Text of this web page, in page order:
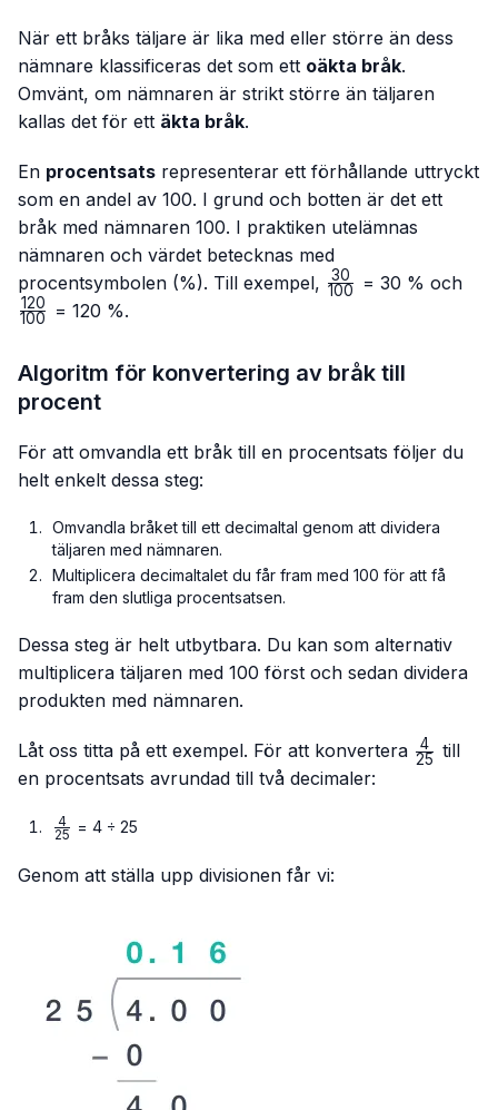
När ett bråks täljare är lika med eller större än dess
nämnare klassificeras det som ett oäkta bråk.
Omvänt, om nämnaren är strikt större än täljaren
kallas det för ett äkta bråk.
En procentsats representerar ett förhållande uttryckt
som en andel av 100. I grund och botten är det ett
bråk med nämnaren 100. I praktiken utelämnas
nämnaren och värdet betecknas med
procentsymbolen (%). Till exempel, \frac{30}
100
30 = 30 % och
100
120 = 120 %.
Algoritm för konvertering av bråk till
procent
För att omvandla ett bråk till en procentsats följer du
helt enkelt dessa steg:
Omvandla bråket till ett decimaltal genom att dividera
täljaren med nämnaren.
Multiplicera decimaltalet du får fram med 100 för att få
fram den slutliga procentsatsen.
Dessa steg är helt utbytbara. Du kan som alternativ
multiplicera täljaren med 100 först och sedan dividera
produkten med nämnaren.
Låt oss titta på ett exempel. För att konvertera \frac{4}
25
4
till
en procentsats avrundad till två decimaler:
\frac{4}
25
4 = 4 ÷ 25
Genom att ställa upp divisionen får vi: